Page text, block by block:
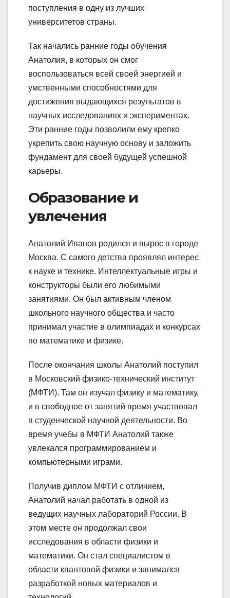
поступления в одну из лучших
университетов страны.
Так начались ранние годы обучения
Анатолия, в которых он смог
воспользоваться всей своей энергией и
умственными способностями для
достижения выдающихся результатов в
научных исследованиях и экспериментах.
Эти ранние годы позволили ему крепко
укрепить свою научную основу и заложить
фундамент для своей будущей успешной
карьеры.
Образование и
увлечения
Анатолий Иванов родился и вырос в городе
Москва. С самого детства проявлял интерес
к науке и технике. Интеллектуальные игры и
конструкторы были его любимыми
занятиями. Он был активным членом
школьного научного общества и часто
принимал участие в олимпиадах и конкурсах
по математике и физике.
После окончания школы Анатолий поступил
в Московский физико-технический институт
(МФТИ). Там он изучал физику и математику,
и в свободное от занятий время участвовал
в студенческой научной деятельности. Во
время учебы в МФТИ Анатолий также
увлекался программированием и
компьютерными играми.
Получив диплом МФТИ с отличием,
Анатолий начал работать в одной из
ведущих научных лабораторий России. В
этом месте он продолжал свои
исследования в области физики и
математики. Он стал специалистом в
области квантовой физики и занимался
разработкой новых материалов и